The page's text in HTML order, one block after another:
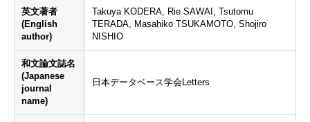
英文著者
(English
author)
Takuya KODERA, Rie SAWAI, Tsutomu
TERADA, Masahiko TSUKAMOTO, Shojiro
NISHIO
和文論文誌名
(Japanese
journal
name)
日本データベース学会Letters